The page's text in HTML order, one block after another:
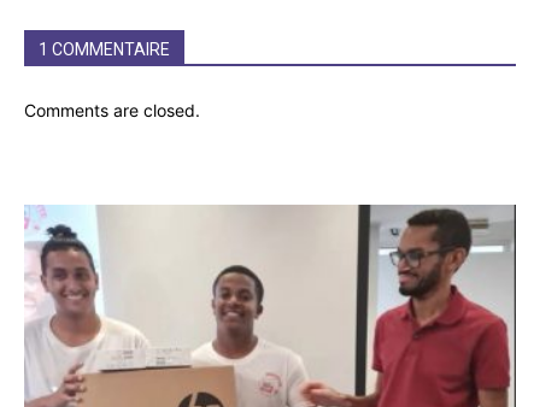
1 COMMENTAIRE
Comments are closed.